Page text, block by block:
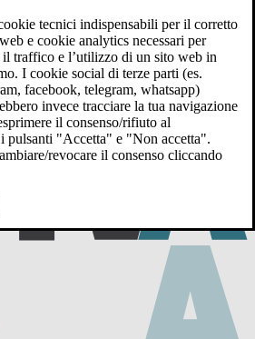
tecnici indispensabili per il corretto
e cookie analytics necessari per
il traffico e l’utilizzo di un sito web in
I cookie social di terze parti (es.
facebook, telegram, whatsapp)
invece tracciare la tua navigazione
il consenso/rifiuto al
pulsanti "Accetta" e "Non accetta".
revocare il consenso cliccando